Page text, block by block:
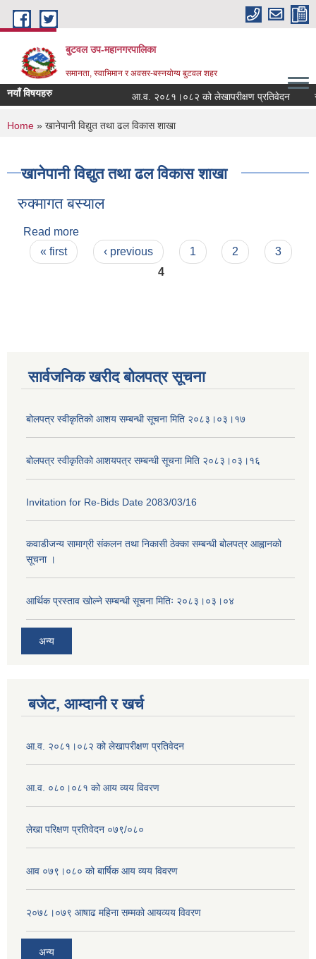
Skip to main content
बुटवल उप-महानगरपालिका
समानता, स्वाभिमान र अवसर-बस्नयोग्य बुटवल शहर
नयाँ विषयहरु आ.व. २०८१।०८२ को लेखापरीक्षण प्रतिवेदन
You are here
Home » खानेपानी विद्युत तथा ढल विकास शाखा
खानेपानी विद्युत तथा ढल विकास शाखा
रुक्मागत बस्याल
Read more
Pages
« first ‹ previous 1 2
3
4
सार्वजनिक खरीद बोलपत्र सूचना
बोलपत्र स्वीकृतिको आशय सम्बन्धी सूचना मिति २०८३।०३।१७
बोलपत्र स्वीकृतिको आशयपत्र सम्बन्धी सूचना मिति २०८३।०३।१६
Invitation for Re-Bids Date 2083/03/16
कवाडीजन्य सामाग्री संकलन तथा निकासी ठेक्का सम्बन्धी बोलपत्र आह्वानको
सूचना ।
आर्थिक प्रस्ताव खोल्ने सम्बन्धी सूचना मितिः २०८३।०३।०४
अन्य
बजेट, आम्दानी र खर्च
आ.व. २०८१।०८२ को लेखापरीक्षण प्रतिवेदन
आ.व. ०८०।०८१ को आय व्यय विवरण
लेखा परिक्षण प्रतिवेदन ०७९/०८०
आव ०७९।०८० को बार्षिक आय व्यय विवरण
२०७८।०७९ आषाढ महिना सम्मको आयव्यय विवरण
अन्य